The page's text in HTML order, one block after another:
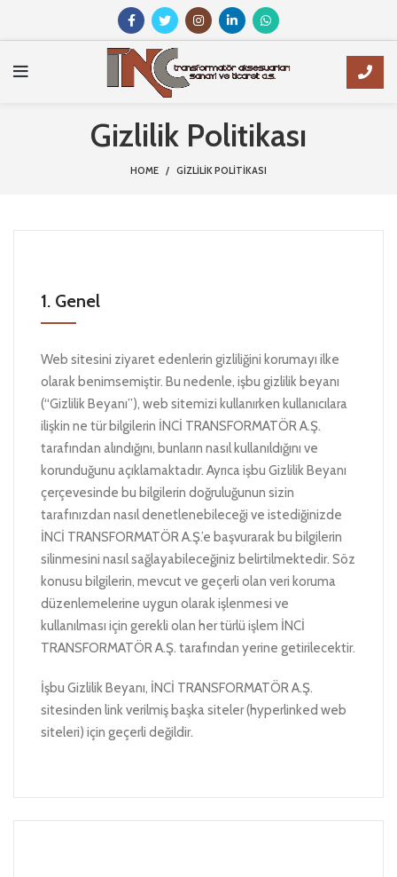
Gizlilik Politikası
HOME GIZLILIK POLITIKASI
1. Genel
Web sitesini ziyaret edenlerin gizliliğini korumayı ilke
olarak benimsemiştir. Bu nedenle, işbu gizlilik beyanı
(“Gizlilik Beyanı”), web sitemizi kullanırken kullanıcılara
ilişkin ne tür bilgilerin İNCİ TRANSFORMATÖR A.Ş.
tarafından alındığını, bunların nasıl kullanıldığını ve
korunduğunu açıklamaktadır. Ayrıca işbu Gizlilik Beyanı
çerçevesinde bu bilgilerin doğruluğunun sizin
tarafınızdan nasıl denetlenebileceği ve istediğinizde
İNCİ TRANSFORMATÖR A.Ş.’e başvurarak bu bilgilerin
silinmesini nasıl sağlayabileceğiniz belirtilmektedir. Söz
konusu bilgilerin, mevcut ve geçerli olan veri koruma
düzenlemelerine uygun olarak işlenmesi ve
kullanılması için gerekli olan her türlü işlem İNCİ
TRANSFORMATÖR A.Ş. tarafından yerine getirilecektir.
İşbu Gizlilik Beyanı, İNCİ TRANSFORMATÖR A.Ş.
sitesinden link verilmiş başka siteler (hyperlinked web
siteleri) için geçerli değildir.